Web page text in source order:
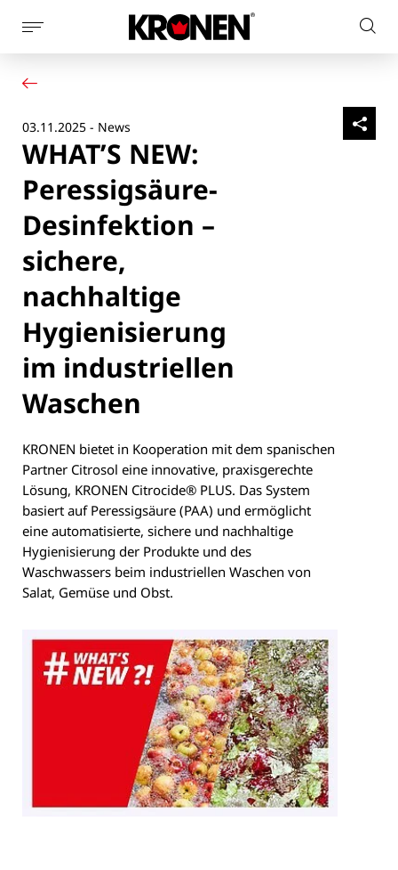
Seitennaviagtion
anzeigen
Unsere Lösungen
Aktuelles
Unternehmen
Kontakt
03.11.2025 - News
WHAT’S NEW:
Peressigsäure-
Desinfektion –
sichere,
nachhaltige
Hygienisierung
im industriellen
Waschen
KRONEN bietet in Kooperation mit dem spanischen
Partner Citrosol eine innovative, praxisgerechte
Lösung, KRONEN Citrocide® PLUS. Das System
basiert auf Peressigsäure (PAA) und ermöglicht
eine automatisierte, sichere und nachhaltige
Hygienisierung der Produkte und des
Waschwassers beim industriellen Waschen von
Salat, Gemüse und Obst.